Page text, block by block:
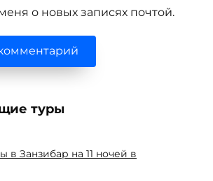
о новых записях почтой.
туры
в Занзибар на 11 ночей в